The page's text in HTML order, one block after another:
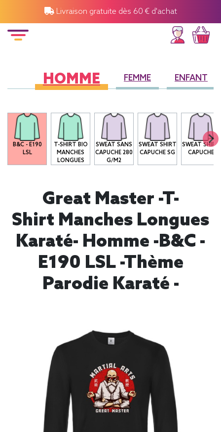
Livraison gratuite dès 60 € d'achat
HOMME FEMME ENFANT
B&C - E190
LSL
T-SHIRT BIO
MANCHES
LONGUES
SWEAT SANS
CAPUCHE 280
G/M2
SWEAT SHIRT
CAPUCHE SG
SWEAT SHIRT
CAPUCHE
Great Master -T-
Shirt Manches Longues
Karaté- Homme -B&C -
E190 LSL -thème
Parodie Karaté -